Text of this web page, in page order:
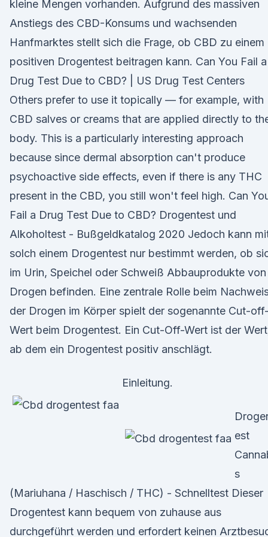
kleine Mengen vorhanden. Aufgrund des massiven
Anstiegs des CBD-Konsums und wachsenden
Hanfmarktes stellt sich die Frage, ob CBD zu einem
positiven Drogentest beitragen kann. Can You Fail a
Drug Test Due to CBD? | US Drug Test Centers
Others prefer to use it topically — for example, with
CBD salves or creams that are applied directly to
body. This is a particularly interesting approach
because since dermal absorption can't produce
psychoactive side effects, even if there is any THC
present in the CBD, you still won't feel high. Can
Fail a Drug Test Due to CBD? Drogentest und
Alkoholtest - Bußgeldkatalog 2020 Jedoch kann
solch einem Drogentest nur bestimmt werden, ob
im Urin, Speichel oder Schweiß Abbauprodukte von
Drogen befinden. Eine zentrale Rolle beim
der Drogen im Körper spielt der sogenannte Cut-off-
Wert beim Drogentest. Ein Cut-Off-Wert ist der
ab dem ein Drogentest positiv anschlägt.
Einleitung.
est
s
(Mariuhana / Haschisch / THC) - Schnelltest Dieser
Drogentest kann bequem von zuhause aus
durchgeführt werden und erfordert keinen